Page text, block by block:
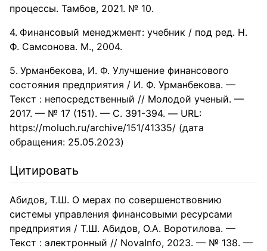
процессы. Тамбов, 2021. № 10.
Финансовый менеджмент: учебник / под ред. Н.
Ф. Самсонова. М., 2004.
Урманбекова, И. Ф. Улучшение финансового
состояния предприятия / И. Ф. Урманбекова. —
Текст : непосредственный // Молодой ученый. —
2017. — № 17 (151). — С. 391-394. — URL:
https://moluch.ru/archive/151/41335/ (дата
обращения: 25.05.2023)
Цитировать
Абидов, Т.Ш. О мерах по совершенствовнию
системы управления финансовыми ресурсами
предприятия / Т.Ш. Абидов, О.А. Воротилова. —
Текст : электронный // NovaInfo, 2023. — № 138. —